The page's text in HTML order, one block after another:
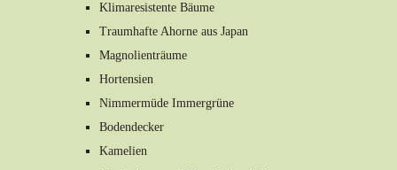
Klimaresistente Bäume
Traumhafte Ahorne aus Japan
Magnolienträume
Hortensien
Nimmermüde Immergrüne
Bodendecker
Kamelien